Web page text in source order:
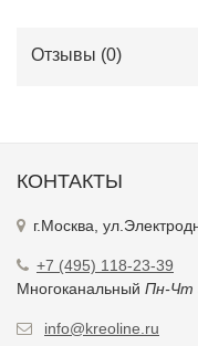
Отзывы (0)
КОНТАКТЫ
г.Москва,
+7 (495) 118-23-39
Многоканальный Пн-Чт
info@kreoline.ru